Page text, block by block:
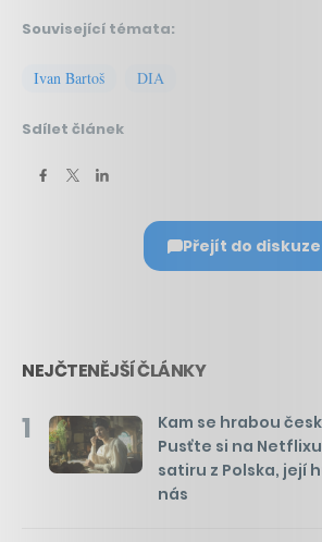
Související témata:
Ivan Bartoš DIA
Sdílet článek
Přejít do diskuze
NEJČTENĚJŠÍ ČLÁNKY
1
Kam se hrabou
Pusťte si na
satiru z Polska, její
nás